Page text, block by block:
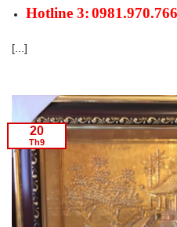
Hotline 3:0981.970.766
[...]
20
Th9